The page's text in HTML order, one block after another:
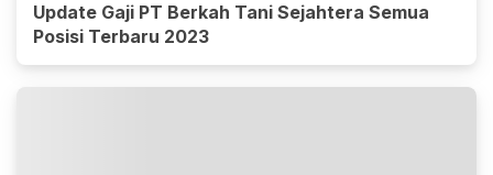
Update Gaji PT Berkah Tani Sejahtera Semua
Posisi Terbaru 2023